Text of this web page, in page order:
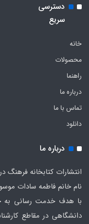
دسترسی
سریع
خانه
محصولات
راهنما
درباره ما
تماس با ما
دانلود
درباره ما
نام خانم فاطمه سادات
با هدف خدمت رسانی به
دانشگاهی در مقاطع